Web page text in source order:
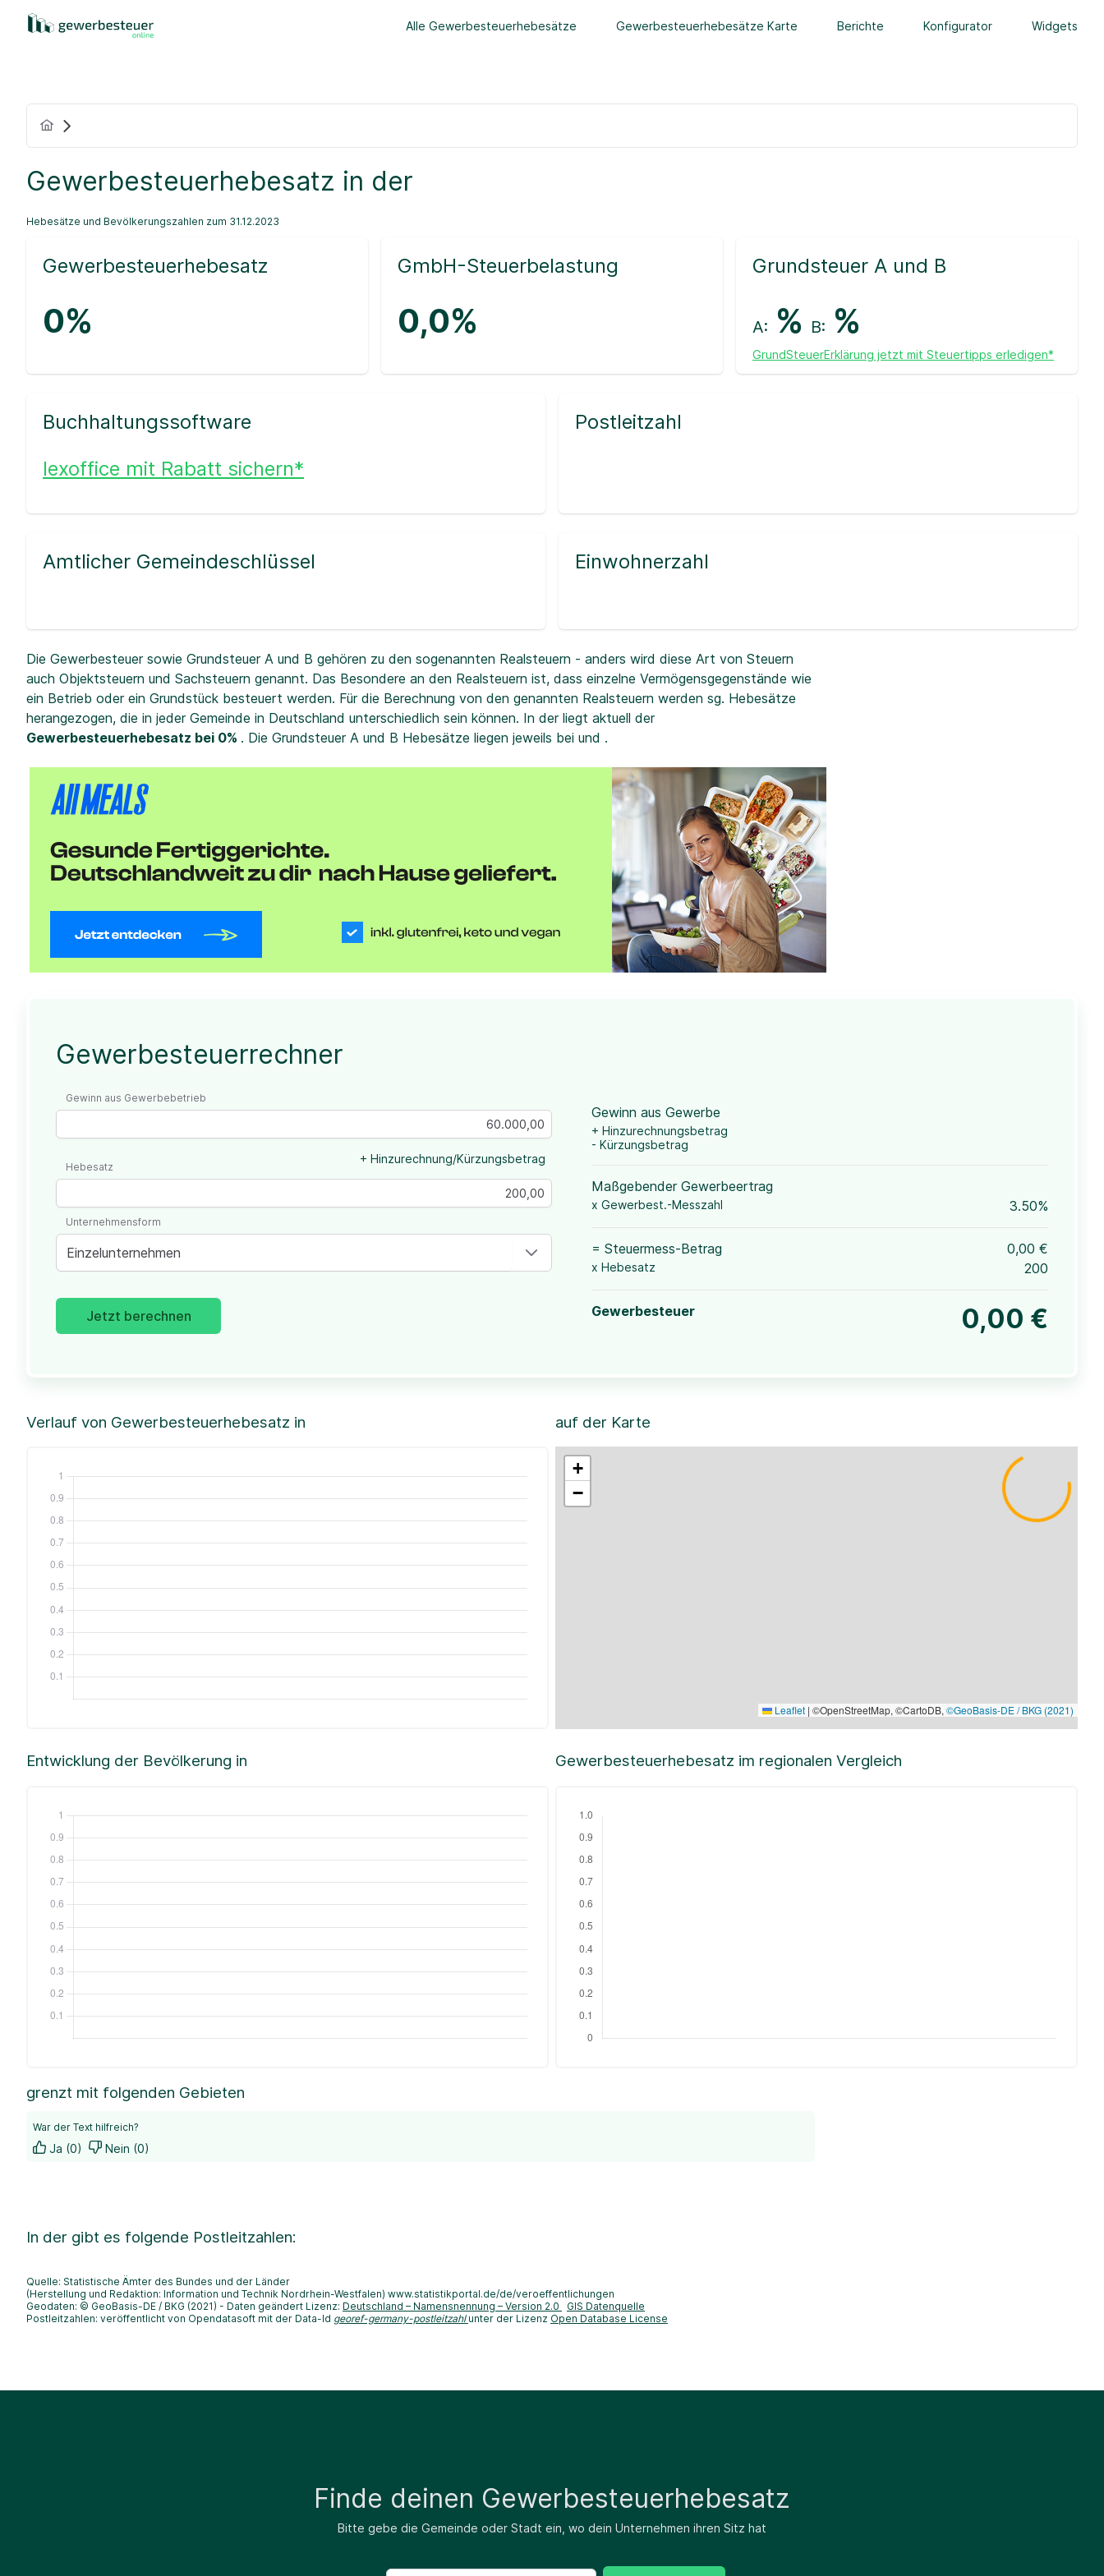
Alle Gewerbesteuerhebesätze Gewerbesteuerhebesätze Karte Berichte Konfigurator Widgets
Gewerbesteuerhebesatz in der
Hebesätze und Bevölkerungszahlen zum 31.12.2023
Gewerbesteuerhebesatz
0%
GmbH-Steuerbelastung
0,0%
Grundsteuer A und B
A: % B: %
GrundSteuerErklärung jetzt mit Steuertipps erledigen*
Buchhaltungssoftware
lexoffice mit Rabatt sichern*
Postleitzahl
Amtlicher Gemeindeschlüssel Einwohnerzahl
Die Gewerbesteuer sowie Grundsteuer A und B gehören zu den sogenannten Realsteuern - anders wird diese Art von Steuern
auch Objektsteuern und Sachsteuern genannt. Das Besondere an den Realsteuern ist, dass einzelne Vermögensgegenstände wie
ein Betrieb oder ein Grundstück besteuert werden. Für die Berechnung von den genannten Realsteuern werden sg. Hebesätze
herangezogen, die in jeder Gemeinde in Deutschland unterschiedlich sein können. In der liegt aktuell der
Gewerbesteuerhebesatz bei 0% . Die Grundsteuer A und B Hebesätze liegen jeweils bei und .
Gewerbesteuerrechner
Gewinn aus Gewerbebetrieb
+ Hinzurechnung/Kürzungsbetrag
Hebesatz
Einzelunternehmen
Unternehmensform
Jetzt berechnen
Gewinn aus Gewerbe
+ Hinzurechnungsbetrag
- Kürzungsbetrag
Maßgebender Gewerbeertrag
x Gewerbest.-Messzahl 3.50%
= Steuermess-Betrag 0,00 €
x Hebesatz 200
Gewerbesteuer 0,00 €
Verlauf von Gewerbesteuerhebesatz in auf der Karte
+
−
Leaflet | ©OpenStreetMap, ©CartoDB, ©GeoBasis-DE / BKG (2021)
Entwicklung der Bevölkerung in Gewerbesteuerhebesatz im regionalen Vergleich
grenzt mit folgenden Gebieten
War der Text hilfreich?
Ja (0) Nein (0)
In der gibt es folgende Postleitzahlen:
Quelle: Statistische Ämter des Bundes und der Länder
(Herstellung und Redaktion: Information und Technik Nordrhein-Westfalen) www.statistikportal.de/de/veroeffentlichungen
Geodaten: © GeoBasis-DE / BKG (2021) - Daten geändert Lizenz: Deutschland – Namensnennung – Version 2.0
GIS Datenquelle
Postleitzahlen: veröffentlicht von Opendatasoft mit der Data-Id georef-germany-postleitzahl unter der Lizenz Open Database License
Finde deinen Gewerbesteuerhebesatz
Bitte gebe die Gemeinde oder Stadt ein, wo dein Unternehmen ihren Sitz hat